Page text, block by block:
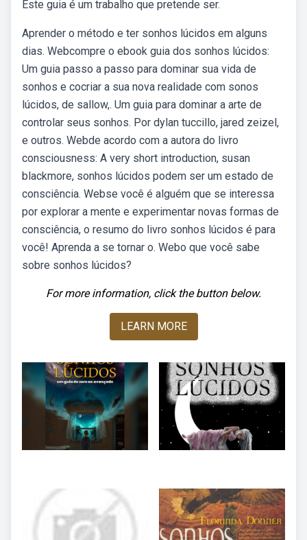
Este guia é um trabalho que pretende ser.
Aprender o método e ter sonhos lúcidos em alguns
dias. Webcompre o ebook guia dos sonhos lúcidos:
Um guia passo a passo para dominar sua vida de
sonhos e cocriar a sua nova realidade com sonos
lúcidos, de sallow,. Um guia para dominar a arte de
controlar seus sonhos. Por dylan tuccillo, jared zeizel,
e outros. Webde acordo com a autora do livro
consciousness: A very short introduction, susan
blackmore, sonhos lúcidos podem ser um estado de
consciência. Webse você é alguém que se interessa
por explorar a mente e experimentar novas formas de
consciência, o resumo do livro sonhos lúcidos é para
você! Aprenda a se tornar o. Webo que você sabe
sobre sonhos lúcidos?
For more information, click the button below.
LEARN MORE